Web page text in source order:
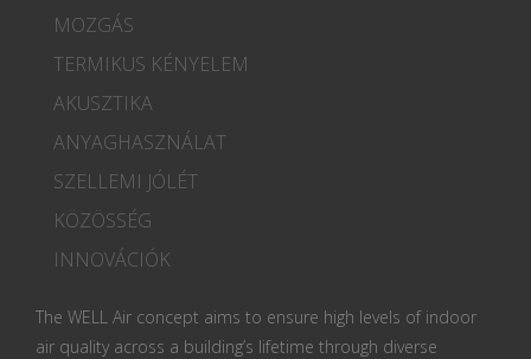
MOZGÁS
TERMIKUS KÉNYELEM
AKUSZTIKA
ANYAGHASZNÁLAT
SZELLEMI JÓLÉT
KÖZÖSSÉG
INNOVÁCIÓK
The WELL Air concept aims to ensure high levels of indoor
air quality across a building’s lifetime through diverse